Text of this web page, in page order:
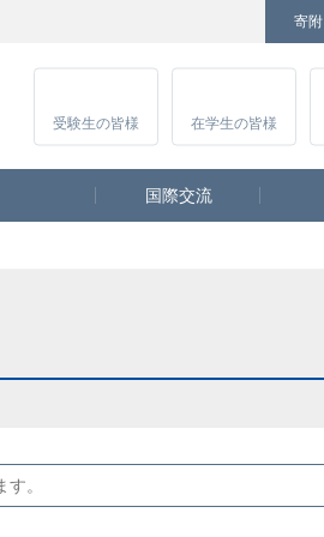
寄附
Instagram
受験生の皆様 在学生の皆様
国際交流